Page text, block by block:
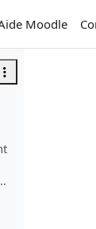
Moodle
External account